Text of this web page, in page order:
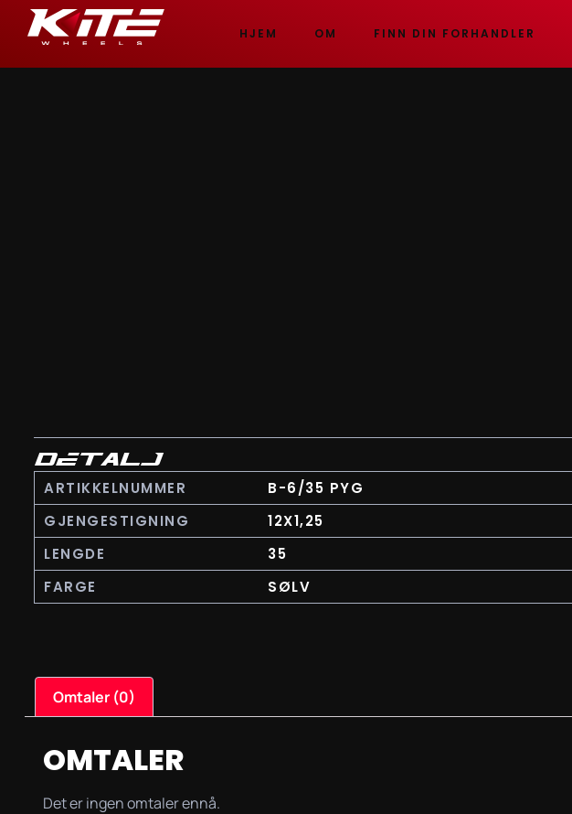
HJEM OM FINN DIN FORHANDLER
DETALJ
ARTIKKELNUMMER
B-6/35 PYG
GJENGESTIGNING
12X1,25
LENGDE
35
FARGE
SØLV
Omtaler (0)
OMTALER
Det er ingen omtaler ennå.